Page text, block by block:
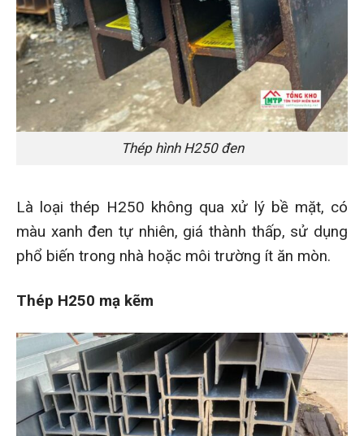
Thép hình H250 đen
Là loại thép H250 không qua xử lý bề mặt, có
màu xanh đen tự nhiên, giá thành thấp, sử dụng
phổ biến trong nhà hoặc môi trường ít ăn mòn.
Thép H250 mạ kẽm